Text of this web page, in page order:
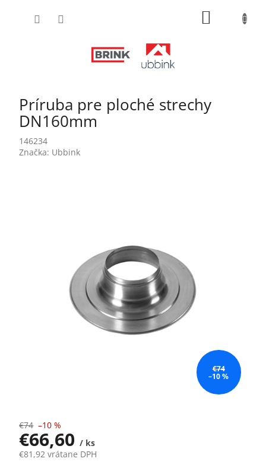
Príruba pre ploché strechy
DN160mm
146234
Značka: Ubbink
€74
–10 %
€74 –10 %
€66,60/ ks
€81,92 vrátane DPH